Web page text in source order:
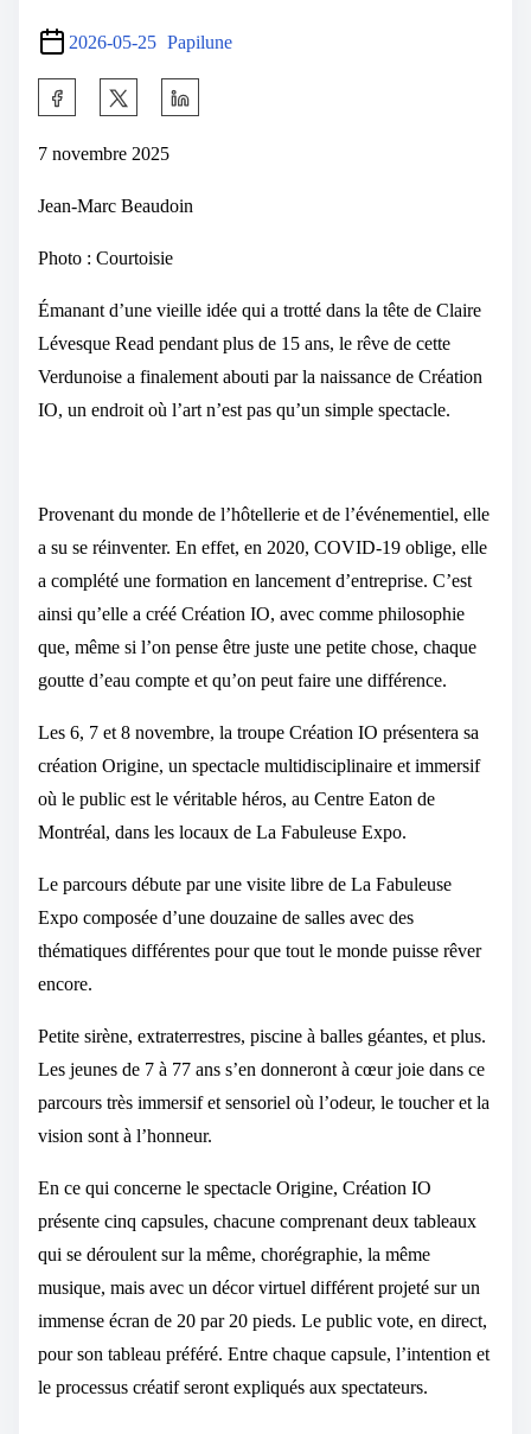
2026-05-25 Papilune
7 novembre 2025
Jean-Marc Beaudoin
Photo : Courtoisie
Émanant d’une vieille idée qui a trotté dans la tête de Claire
Lévesque Read pendant plus de 15 ans, le rêve de cette
Verdunoise a finalement abouti par la naissance de Création
IO, un endroit où l’art n’est pas qu’un simple spectacle.
Provenant du monde de l’hôtellerie et de l’événementiel, elle
a su se réinventer. En effet, en 2020, COVID-19 oblige, elle
a complété une formation en lancement d’entreprise. C’est
ainsi qu’elle a créé Création IO, avec comme philosophie
que, même si l’on pense être juste une petite chose, chaque
goutte d’eau compte et qu’on peut faire une différence.
Les 6, 7 et 8 novembre, la troupe Création IO présentera sa
création Origine, un spectacle multidisciplinaire et immersif
où le public est le véritable héros, au Centre Eaton de
Montréal, dans les locaux de La Fabuleuse Expo.
Le parcours débute par une visite libre de La Fabuleuse
Expo composée d’une douzaine de salles avec des
thématiques différentes pour que tout le monde puisse rêver
encore.
Petite sirène, extraterrestres, piscine à balles géantes, et plus.
Les jeunes de 7 à 77 ans s’en donneront à cœur joie dans ce
parcours très immersif et sensoriel où l’odeur, le toucher et la
vision sont à l’honneur.
En ce qui concerne le spectacle Origine, Création IO
présente cinq capsules, chacune comprenant deux tableaux
qui se déroulent sur la même, chorégraphie, la même
musique, mais avec un décor virtuel différent projeté sur un
immense écran de 20 par 20 pieds. Le public vote, en direct,
pour son tableau préféré. Entre chaque capsule, l’intention et
le processus créatif seront expliqués aux spectateurs.